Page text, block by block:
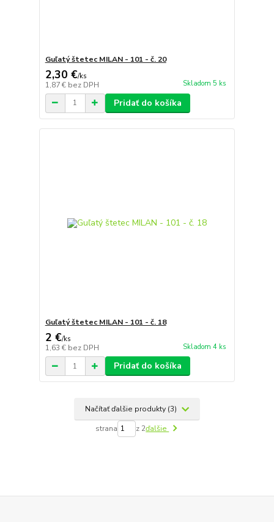
Guľatý štetec MILAN - 101 - č. 20
2,30 €/ks
1,87 € bez DPH Skladom 5 ks
Pridať do košíka
Guľatý štetec MILAN - 101 - č. 18
2 €/ks
1,63 € bez DPH Skladom 4 ks
Pridať do košíka
Načítať ďalšie produkty (3)
strana z 2ďalšie